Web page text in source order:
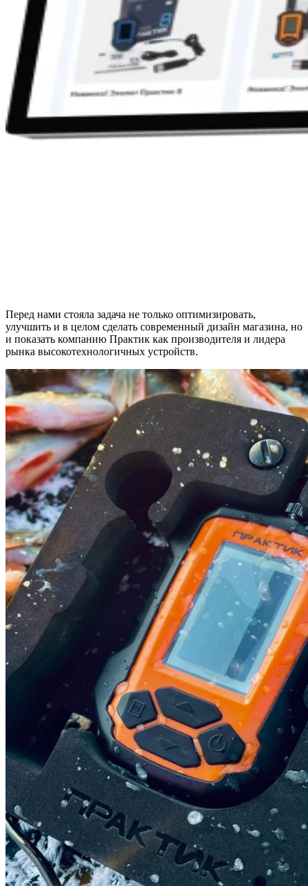
Перед нами стояла задача не только оптимизировать,
улучшить и в целом сделать современный дизайн магазина, но
и показать компанию Практик как производителя и лидера
рынка высокотехнологичных устройств.